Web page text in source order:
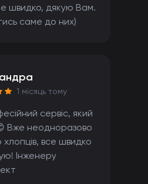
швидко, дякую Вам.
саме до них)
1 місяць тому
сервіс, який
Вже неодноразово
все швидко
Інженеру